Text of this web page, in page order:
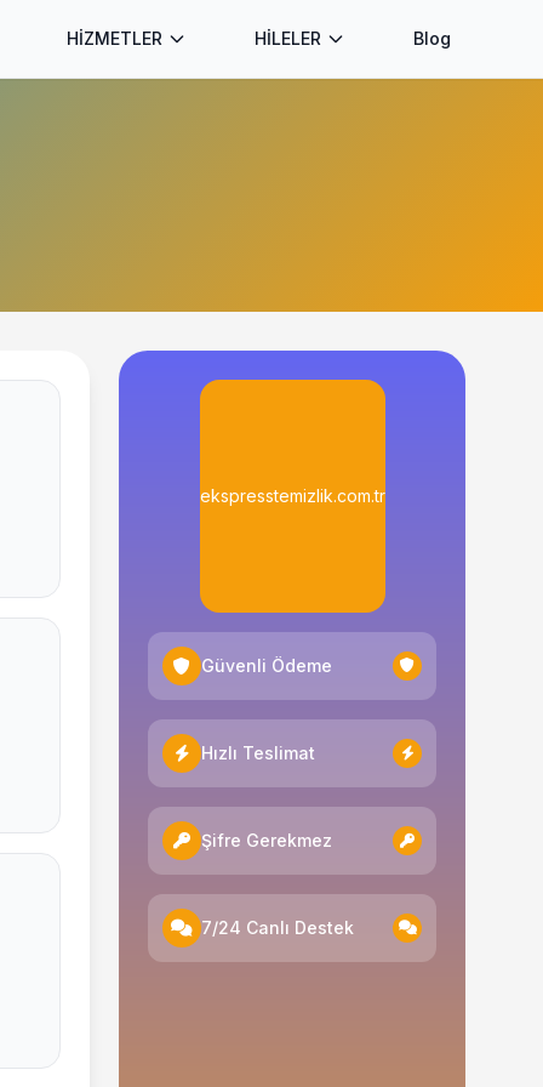
HİZMETLER HİLELER Blog
ekspresstemizlik.com.tr
Güvenli Ödeme
Hızlı Teslimat
Şifre Gerekmez
7/24 Canlı Destek